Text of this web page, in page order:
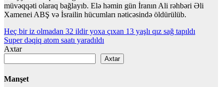
müvəqqəti olaraq bağlayıb. Elə həmin gün İranın Ali rəhbəri Əli
Xamenei ABŞ və İsrailin hücumları nəticəsində öldürülüb.
Yazı
naviqasiyası
Heç bir iz olmadan 32 ildir yoxa çıxan 13 yaşlı qız sağ tapıldı
Super dəqiq atom saatı yaradıldı
Axtar
Axtar
Manşet